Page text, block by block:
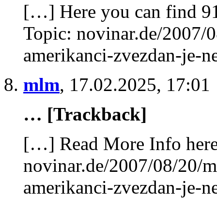
[…] Here you can find
Topic: novinar.de/
amerikanci-zvezdan-
mlm, 17.02.2025, 17:01
… [Trackback]
[…] Read More Info
novinar.de/2007/08/20/
amerikanci-zvezdan-